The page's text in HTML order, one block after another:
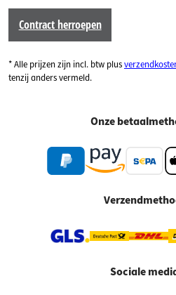
Contract herroepen
* Alle prijzen zijn incl. btw plus
tenzij anders vermeld.
Onze
Sociale